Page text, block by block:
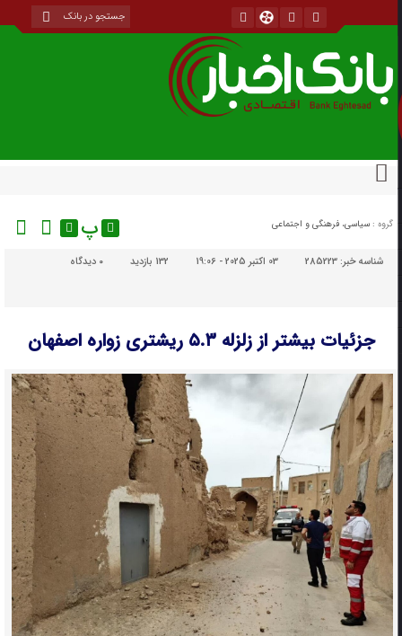
گروه : سیاسی، فرهنگی و اجتماعی پ
شناسه خبر:285223 03 اکتبر 2025 - 19:06 132 بازدید دیدگاه
جزئیات بیشتر از زلزله ۵.۳ ریشتری زواره اصفهان